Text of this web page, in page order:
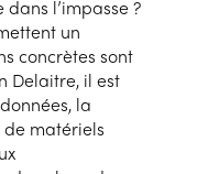
l’impasse ?
un
concrètes sont
Delaitre, il est
la
matériels